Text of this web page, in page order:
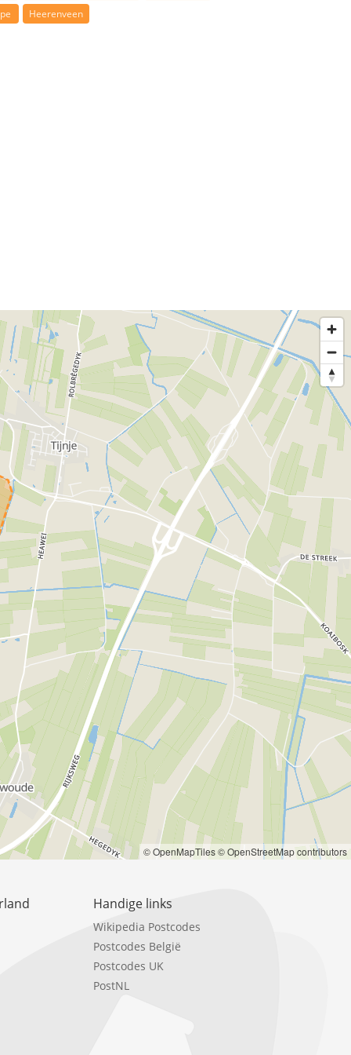
Heerenveen
© OpenMapTiles© OpenStreetMap contributors
Handige links
Wikipedia Postcodes
Postcodes België
Postcodes UK
PostNL